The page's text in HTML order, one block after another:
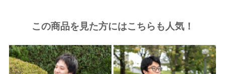
この商品を見た方にはこちらも人気！